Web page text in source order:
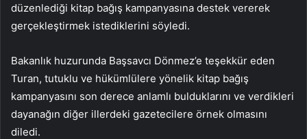
düzenlediği kitap bağış kampanyasına destek vererek
gerçekleştirmek istediklerini söyledi.
Bakanlık huzurunda Başsavcı Dönmez’e teşekkür eden
Turan, tutuklu ve hükümlülere yönelik kitap bağış
kampanyasını son derece anlamlı bulduklarını ve verdikleri
dayanağın diğer illerdeki gazetecilere örnek olmasını
diledi.